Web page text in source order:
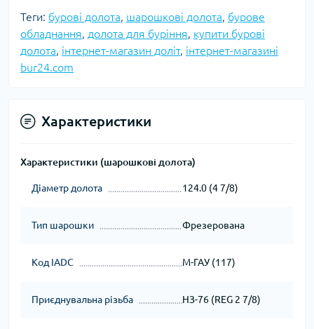
Теги: бурові долота, шарошкові долота, бурове
обладнання, долота для буріння, купити бурові
долота, інтернет-магазин доліт, інтернет-магазині
bur24.com
Характеристики
Характеристики (шарошкові долота)
Діаметр долота 124.0 (4 7/8)
Тип шарошки Фрезерована
Код IADC М-ГАУ (117)
Приєднувальна різьба НЗ-76 (REG 2 7/8)